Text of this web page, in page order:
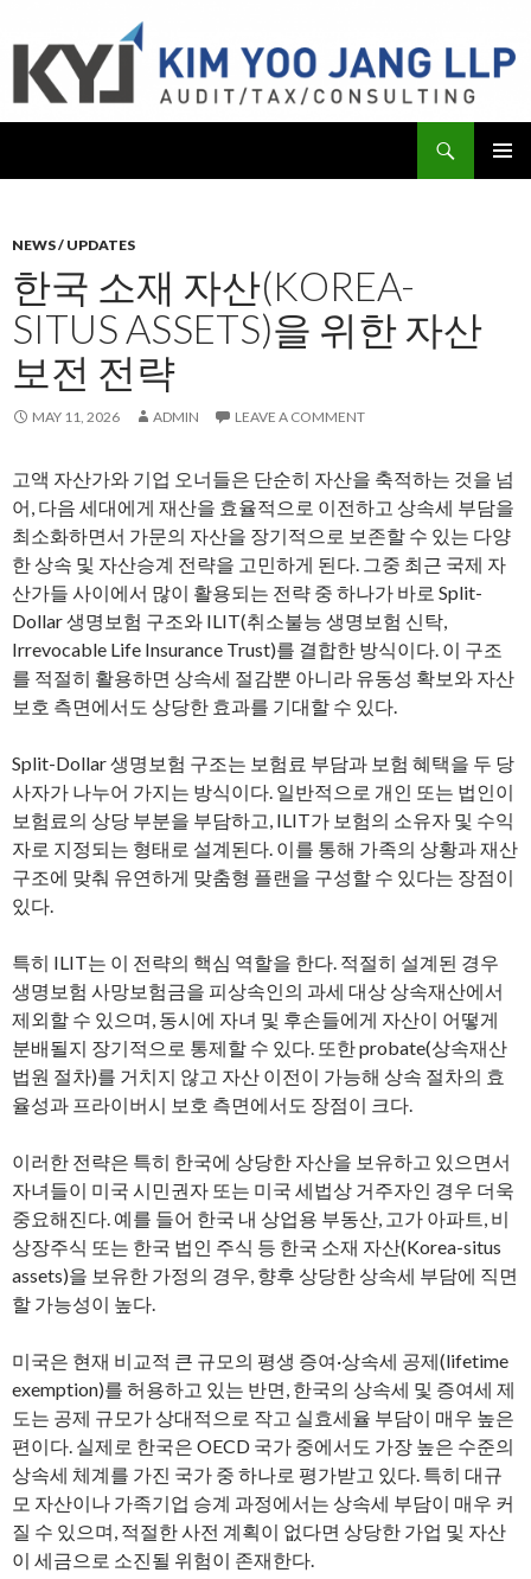
NEWS / UPDATES
한국 소재 자산(KOREA-
SITUS ASSETS)을 위한 자산
보전 전략
MAY 11, 2026 ADMIN LEAVE A COMMENT
고액 자산가와 기업 오너들은 단순히 자산을 축적하는 것을 넘
어, 다음 세대에게 재산을 효율적으로 이전하고 상속세 부담을
최소화하면서 가문의 자산을 장기적으로 보존할 수 있는 다양
한 상속 및 자산승계 전략을 고민하게 된다. 그중 최근 국제 자
산가들 사이에서 많이 활용되는 전략 중 하나가 바로 Split-
Dollar 생명보험 구조와 ILIT(취소불능 생명보험 신탁,
Irrevocable Life Insurance Trust)를 결합한 방식이다. 이 구조
를 적절히 활용하면 상속세 절감뿐 아니라 유동성 확보와 자산
보호 측면에서도 상당한 효과를 기대할 수 있다.
Split-Dollar 생명보험 구조는 보험료 부담과 보험 혜택을 두 당
사자가 나누어 가지는 방식이다. 일반적으로 개인 또는 법인이
보험료의 상당 부분을 부담하고, ILIT가 보험의 소유자 및 수익
자로 지정되는 형태로 설계된다. 이를 통해 가족의 상황과 재산
구조에 맞춰 유연하게 맞춤형 플랜을 구성할 수 있다는 장점이
있다.
특히 ILIT는 이 전략의 핵심 역할을 한다. 적절히 설계된 경우
생명보험 사망보험금을 피상속인의 과세 대상 상속재산에서
제외할 수 있으며, 동시에 자녀 및 후손들에게 자산이 어떻게
분배될지 장기적으로 통제할 수 있다. 또한 probate(상속재산
법원 절차)를 거치지 않고 자산 이전이 가능해 상속 절차의 효
율성과 프라이버시 보호 측면에서도 장점이 크다.
이러한 전략은 특히 한국에 상당한 자산을 보유하고 있으면서
자녀들이 미국 시민권자 또는 미국 세법상 거주자인 경우 더욱
중요해진다. 예를 들어 한국 내 상업용 부동산, 고가 아파트, 비
상장주식 또는 한국 법인 주식 등 한국 소재 자산(Korea-situs
assets)을 보유한 가정의 경우, 향후 상당한 상속세 부담에 직면
할 가능성이 높다.
미국은 현재 비교적 큰 규모의 평생 증여·상속세 공제(lifetime
exemption)를 허용하고 있는 반면, 한국의 상속세 및 증여세 제
도는 공제 규모가 상대적으로 작고 실효세율 부담이 매우 높은
편이다. 실제로 한국은 OECD 국가 중에서도 가장 높은 수준의
상속세 체계를 가진 국가 중 하나로 평가받고 있다. 특히 대규
모 자산이나 가족기업 승계 과정에서는 상속세 부담이 매우 커
질 수 있으며, 적절한 사전 계획이 없다면 상당한 가업 및 자산
이 세금으로 소진될 위험이 존재한다.